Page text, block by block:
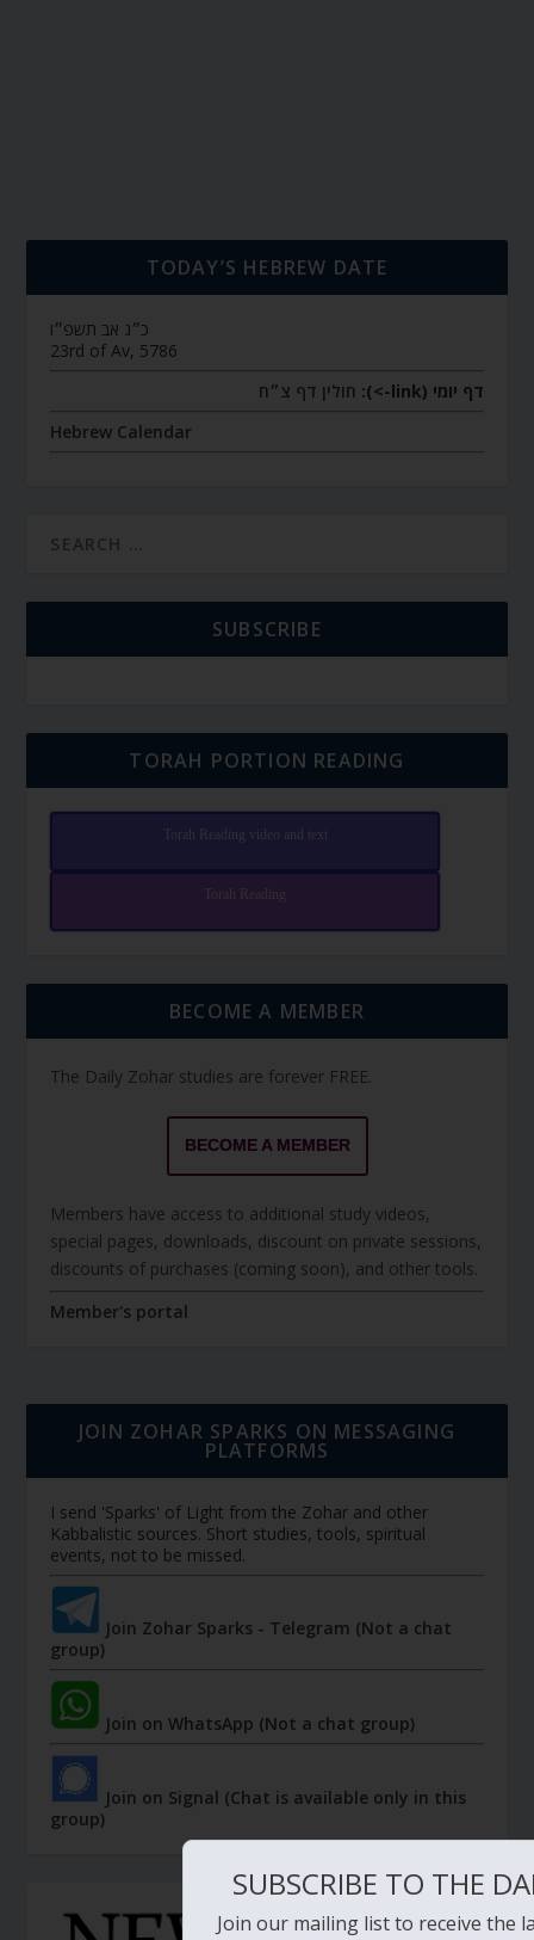
TODAY’S HEBREW DATE
כ״ג אב תשפ״ו
23rd of Av, 5786
דף יומי (link->):
חולין דף צ״ח
Hebrew Calendar
SUBSCRIBE
TORAH PORTION READING
Torah Reading video and text
Torah Reading
BECOME A MEMBER
The Daily Zohar studies are forever FREE.
BECOME A MEMBER
Members have access to additional study videos,
special pages, downloads, discount on private sessions,
discounts of purchases (coming soon), and other tools.
Member's portal
JOIN ZOHAR SPARKS ON MESSAGING
PLATFORMS
I send 'Sparks' of Light from the Zohar and other
Kabbalistic sources. Short studies, tools, spiritual
events, not to be missed.
Join Zohar Sparks - Telegram (Not a chat
group)
Join on WhatsApp (Not a chat group)
Join on Signal (Chat is available only in this
group)
SUBSCRIBE TO THE
Join our mailing list to receive the